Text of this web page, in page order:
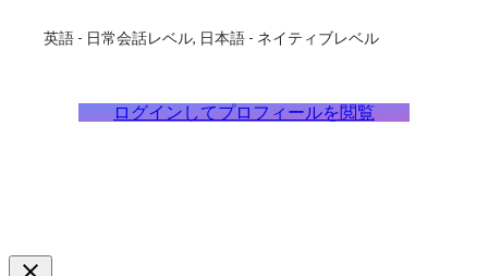
英語 - 日常会話レベル 日本語 - ネイティブレベル
ログインしてプロフィールを閲覧